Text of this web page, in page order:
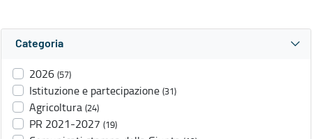
Categoria
2026 (57)
Istituzione e partecipazione (31)
Agricoltura (24)
PR 2021-2027 (19)